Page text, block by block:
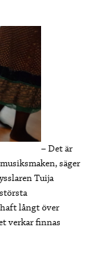
– Det är
säger
Tuija
haft långt över
verkar finnas